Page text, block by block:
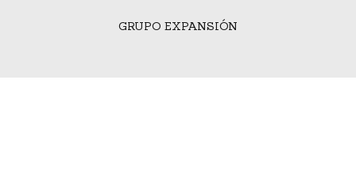
GRUPO EXPANSIÓN